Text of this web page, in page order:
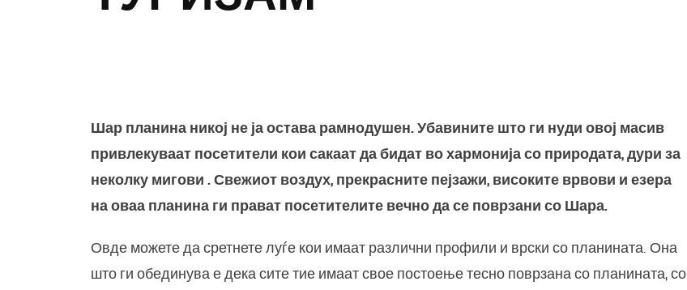
Шар планина никој не ја остава рамнодушен. Убавините што ги нуди овој масив
привлекуваат посетители кои сакаат да бидат во хармонија со природата, дури за
неколку мигови . Свежиот воздух, прекрасните пејзажи, високите врвови и езера
на оваа планина ги прават посетителите вечно да се поврзани со Шара.
Овде можете да сретнете луѓе кои имаат различни профили и врски со планината. Она
што ги обединува е дека сите тие имаат свое постоење тесно поврзана со планината, со